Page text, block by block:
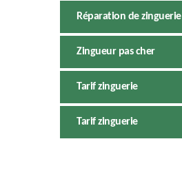
Réparation de zinguerie
Zingueur pas cher
Tarif zinguerie
Tarif zinguerie